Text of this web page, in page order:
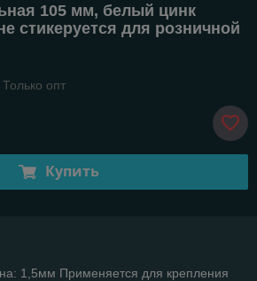
105 мм, белый цинк
стикеруется для розничной
Только опт
Купить
1,5мм Применяется для крепления